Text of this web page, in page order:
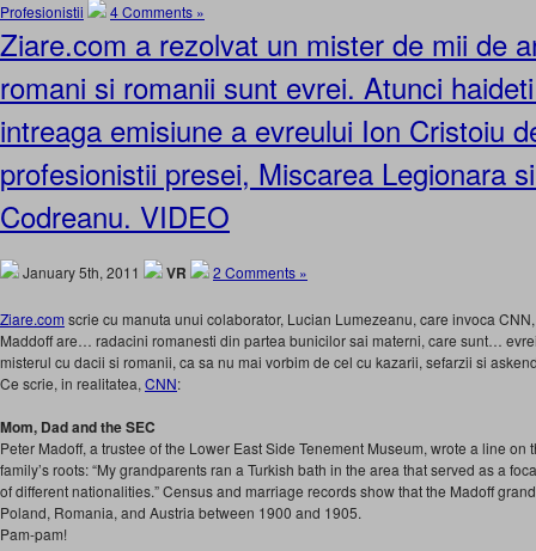
Profesionistii
4 Comments »
Ziare.com a rezolvat un mister de mii de
romani si romanii sunt evrei. Atunci
intreaga emisiune a evreului Ion Cristoiu
profesionistii presei, Miscarea Legionara
Codreanu. VIDEO
January 5th, 2011 VR 2 Comments »
Ziare.com scrie cu manuta unui colaborator, Lucian Lumezeanu, care invoca
Maddoff are… radacini romanesti din partea bunicilor sai materni, care sunt…
misterul cu dacii si romanii, ca sa nu mai vorbim de cel cu kazarii, sefarzii si
Ce scrie, in realitatea, CNN:
Mom, Dad and the SEC
Peter Madoff, a trustee of the Lower East Side Tenement Museum, wrote a line on
family’s roots: “My grandparents ran a Turkish bath in the area that served as a
of different nationalities.” Census and marriage records show that the Madoff
Poland, Romania, and Austria between 1900 and 1905.
Pam-pam!